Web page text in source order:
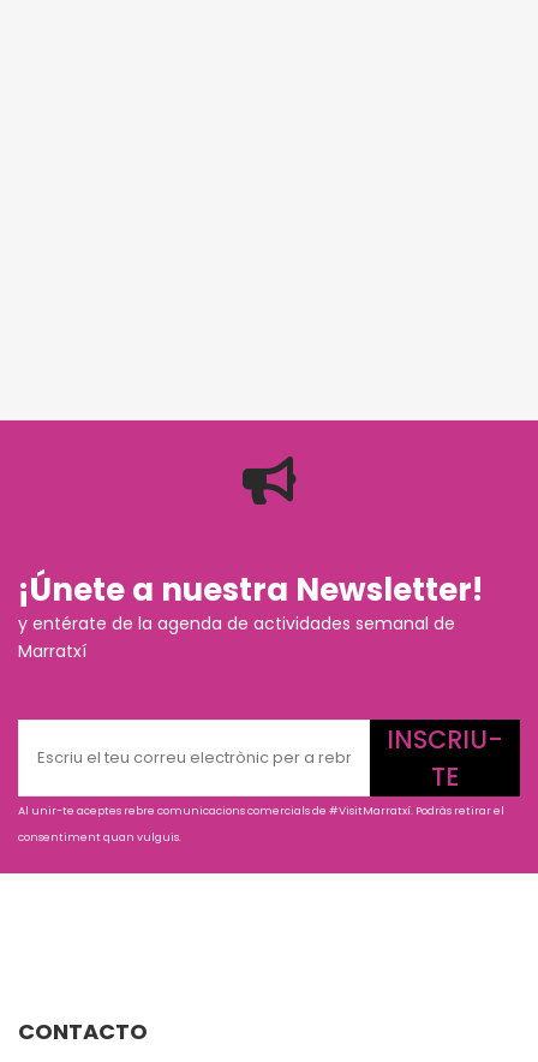
¡Únete a nuestra Newsletter!
y entérate de la agenda de actividades semanal de
Marratxí
INSCRIU-
TE
Al unir-te aceptes rebre comunicacions comercials de #VisitMarratxí. Podràs retirar el
consentiment quan vulguis.
CONTACTO